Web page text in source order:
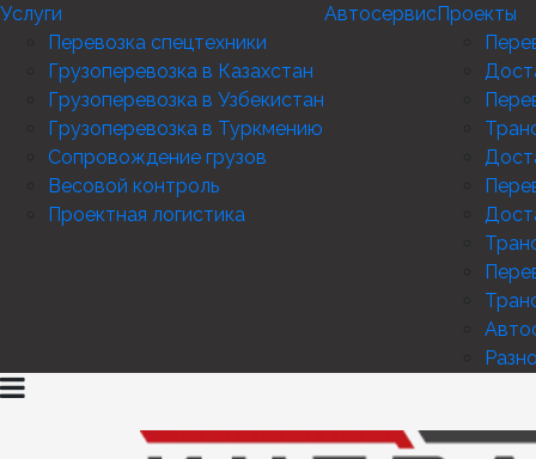
Услуги
Перевозка спецтехники
Грузоперевозка в Казахстан
Грузоперевозка в Узбекистан
Грузоперевозка в Туркмению
Сопровождение грузов
Весовой контроль
Проектная логистика
АвтосервисПроекты